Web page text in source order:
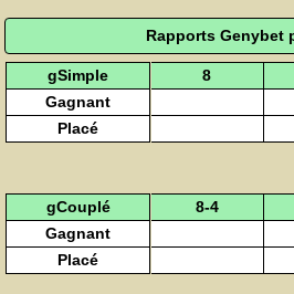
Rapports Genybet
gSimple 8
Gagnant
Placé
gCouplé 8-4
Gagnant
Placé